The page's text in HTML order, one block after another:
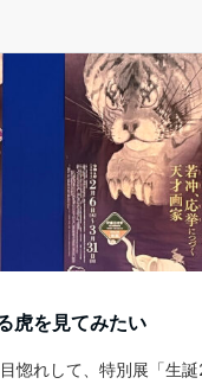
虎を見てみたい
惚れして、特別展「生